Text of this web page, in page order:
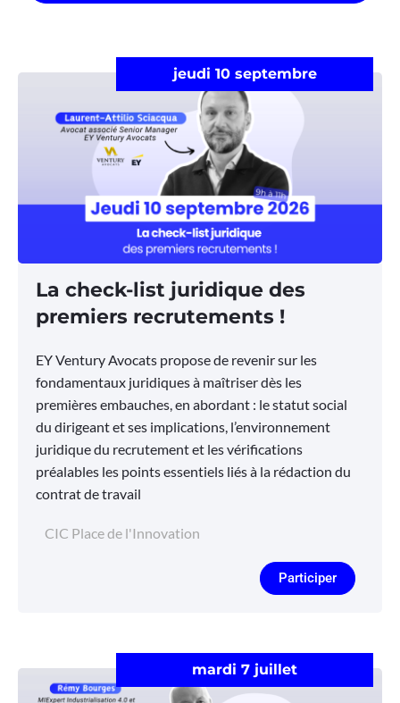
jeudi 10 septembre
La check-list juridique des
premiers recrutements !
EY Ventury Avocats propose de revenir sur les
fondamentaux juridiques à maîtriser dès les
premières embauches, en abordant : le statut social
du dirigeant et ses implications, l’environnement
juridique du recrutement et les vérifications
préalables les points essentiels liés à la rédaction du
contrat de travail
CIC Place de l'Innovation
Participer
mardi 7 juillet